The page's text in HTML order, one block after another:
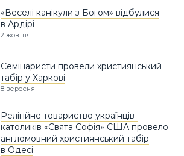
«Веселі канікули з Богом» відбулися
в Ардірі
2 жовтня
Семінаристи провели християнський
табір у Харкові
8 вересня
Релігійне товариство українців-
католиків «Свята Софія» США провело
англомовний християнський табір
в Одесі